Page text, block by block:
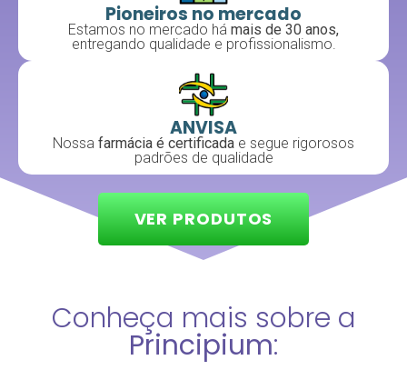
Pioneiros no mercado
Estamos no mercado há mais de 30 anos,
entregando qualidade e profissionalismo.
ANVISA
Nossa farmácia é certificada e segue rigorosos
padrões de qualidade
VER PRODUTOS
Conheça mais sobre a
Principium: